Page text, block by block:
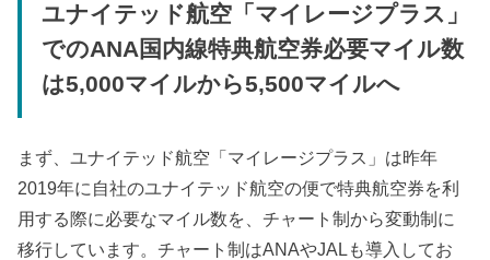
ユナイテッド航空「マイレージプラス」
でのANA国内線特典航空券必要マイル数
は5,000マイルから5,500マイルへ
まず、ユナイテッド航空「マイレージプラス」は昨年
2019年に自社のユナイテッド航空の便で特典航空券を利
用する際に必要なマイル数を、チャート制から変動制に
移行しています。チャート制はANAやJALも導入してお